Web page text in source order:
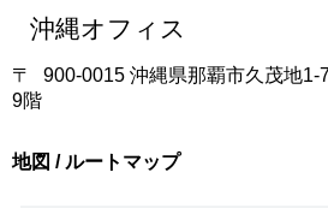
沖縄オフィス
〒
900-0015 沖縄県那覇市久茂地1-
9階
地図 / ルートマップ